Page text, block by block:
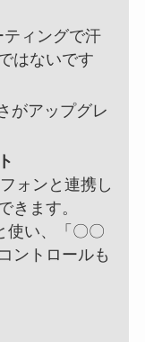
ィングで汗
はないです
がアップグレ
ォンと連携し
きます。
使い、「〇〇
ントロールも